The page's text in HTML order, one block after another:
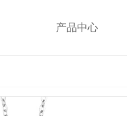
产品中心